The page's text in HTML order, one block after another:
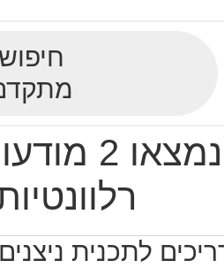
נמצאו 2
לתכנית